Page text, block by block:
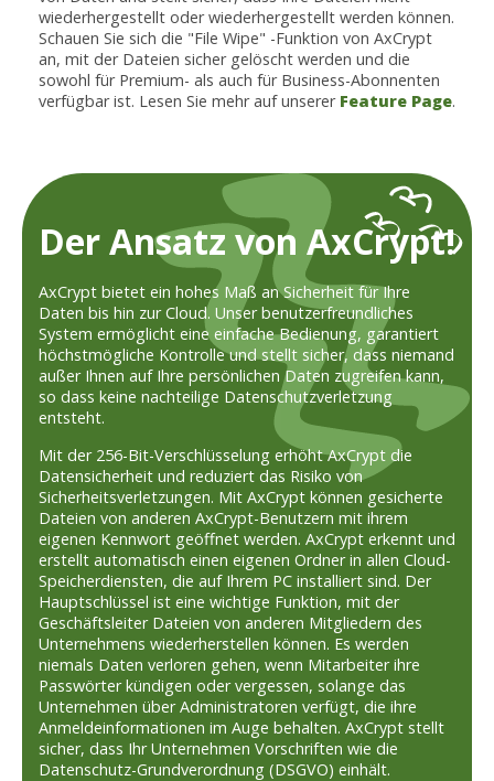
wiederhergestellt oder wiederhergestellt werden können.
Schauen Sie sich die "File Wipe" -Funktion von AxCrypt
an, mit der Dateien sicher gelöscht werden und die
sowohl für Premium- als auch für Business-Abonnenten
verfügbar ist. Lesen Sie mehr auf unserer Feature Page.
Der Ansatz von AxCrypt!
AxCrypt bietet ein hohes Maß an Sicherheit für Ihre
Daten bis hin zur Cloud. Unser benutzerfreundliches
System ermöglicht eine einfache Bedienung, garantiert
höchstmögliche Kontrolle und stellt sicher, dass niemand
außer Ihnen auf Ihre persönlichen Daten zugreifen kann,
so dass keine nachteilige Datenschutzverletzung
entsteht.
Mit der 256-Bit-Verschlüsselung erhöht AxCrypt die
Datensicherheit und reduziert das Risiko von
Sicherheitsverletzungen. Mit AxCrypt können gesicherte
Dateien von anderen AxCrypt-Benutzern mit ihrem
eigenen Kennwort geöffnet werden. AxCrypt erkennt und
erstellt automatisch einen eigenen Ordner in allen Cloud-
Speicherdiensten, die auf Ihrem PC installiert sind. Der
Hauptschlüssel ist eine wichtige Funktion, mit der
Geschäftsleiter Dateien von anderen Mitgliedern des
Unternehmens wiederherstellen können. Es werden
niemals Daten verloren gehen, wenn Mitarbeiter ihre
Passwörter kündigen oder vergessen, solange das
Unternehmen über Administratoren verfügt, die ihre
Anmeldeinformationen im Auge behalten. AxCrypt stellt
sicher, dass Ihr Unternehmen Vorschriften wie die
Datenschutz-Grundverordnung (DSGVO) einhält.